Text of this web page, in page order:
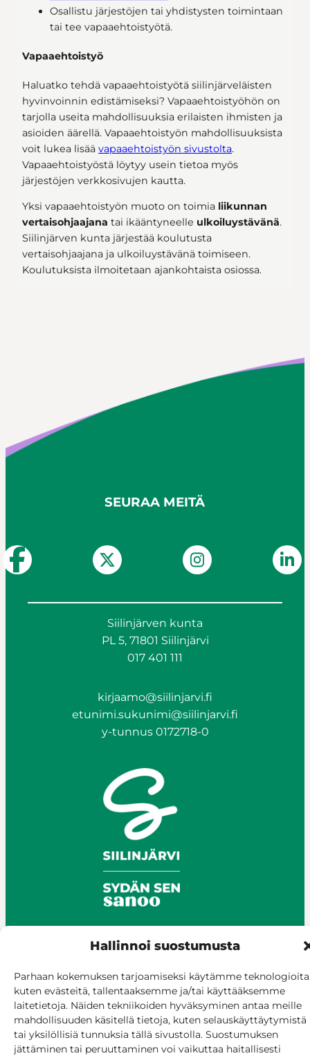
Hallinnoi suostumusta
Parhaan kokemuksen tarjoamiseksi käytämme
kuten evästeitä, tallentaaksemme ja/tai käyttääksemme
laitetietoja. Näiden tekniikoiden hyväksyminen antaa meille
mahdollisuuden käsitellä tietoja, kuten selauskäyttäytymistä
tai yksilöllisiä tunnuksia tällä sivustolla. Suostumuksen
jättäminen tai peruuttaminen voi vaikuttaa haitallisesti
Osallistu järjestöjen tai yhdistysten toimintaan
tai tee vapaaehtoistyötä.
Vapaaehtoistyö
Haluatko tehdä vapaaehtoistyötä siilinjärveläisten
hyvinvoinnin edistämiseksi? Vapaaehtoistyöhön on
tarjolla useita mahdollisuuksia erilaisten ihmisten ja
asioiden äärellä. Vapaaehtoistyön mahdollisuuksista
voit lukea lisää vapaaehtoistyön sivustolta.
Vapaaehtoistyöstä löytyy usein tietoa myös
järjestöjen verkkosivujen kautta.
Yksi vapaaehtoistyön muoto on toimia liikunnan
vertaisohjaajana tai ikääntyneelle ulkoiluystävänä.
Siilinjärven kunta järjestää koulutusta
vertaisohjaajana ja ulkoiluystävänä toimiseen.
Koulutuksista ilmoitetaan ajankohtaista osiossa.
SEURAA MEITÄ
Siilinjärven kunta
PL 5, 71801 Siilinjärvi
017 401 111
kirjaamo@siilinjarvi.fi
etunimi.sukunimi@siilinjarvi.fi
y-tunnus 0172718-0
Anna palautetta
Asioi verkossa
Laskutus ja maksaminen
Saavutettavuus
Evästekäytäntö